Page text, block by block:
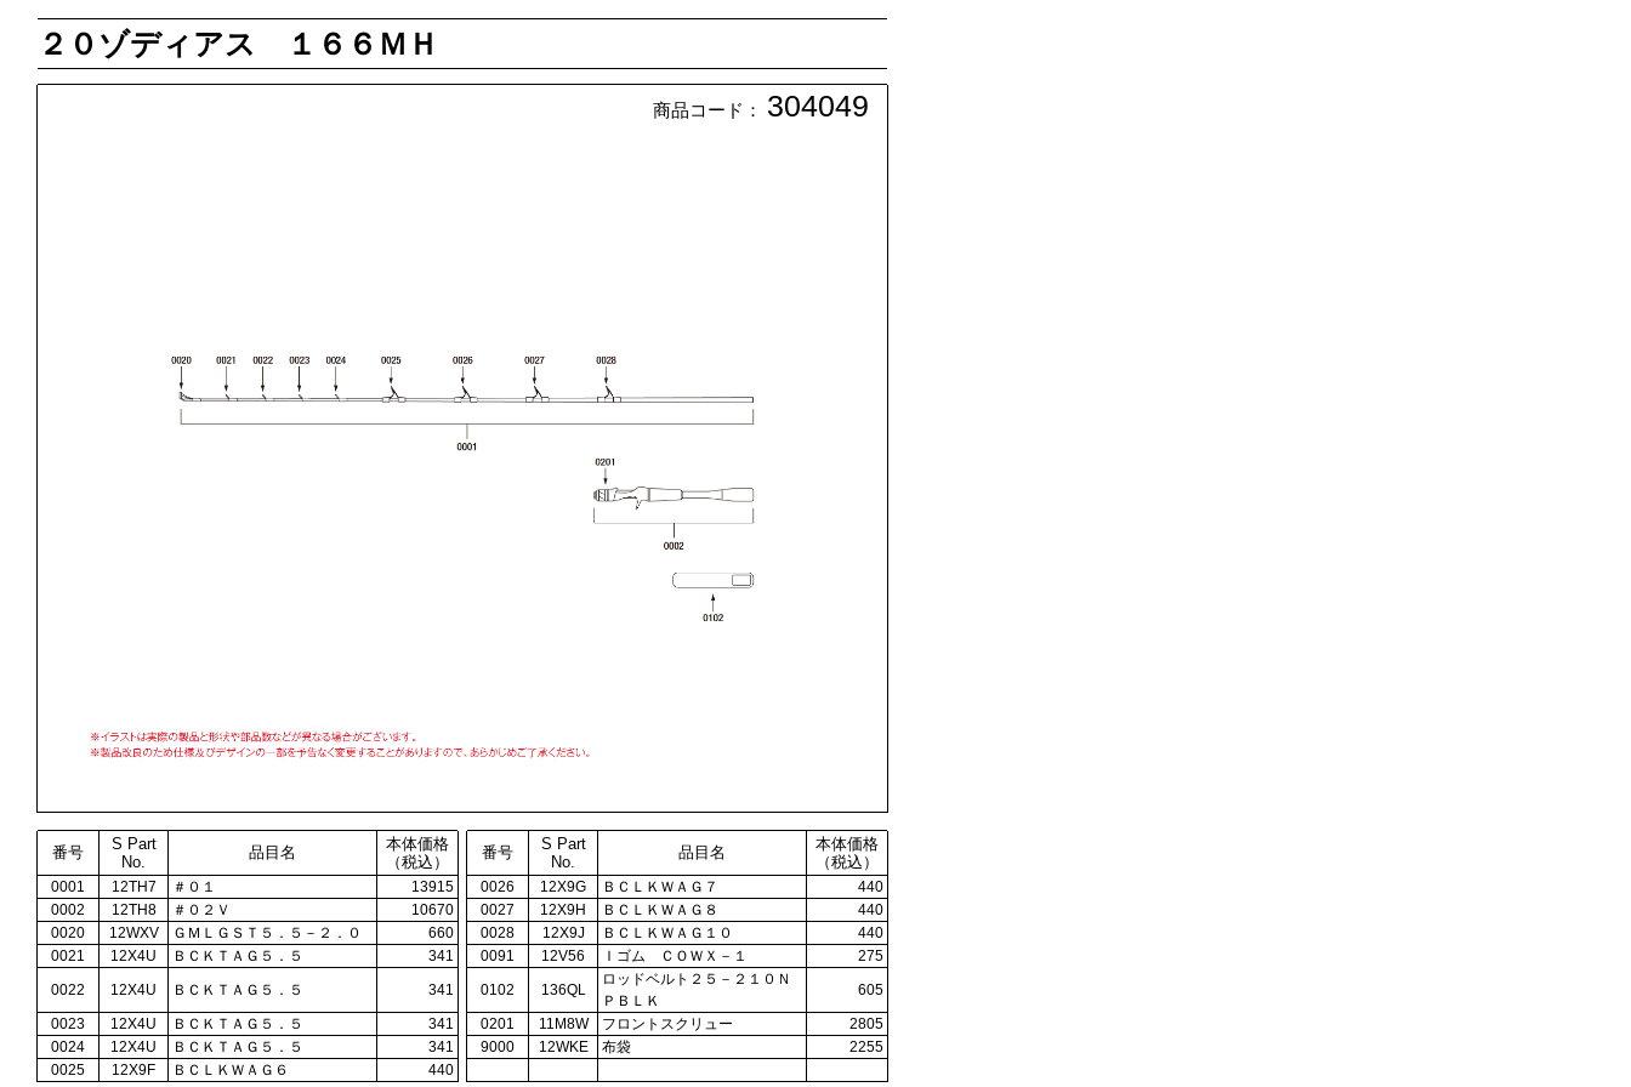
２０ゾディアス １６６ＭＨ
商品コード： 304049
番号
S Part
No.
品目名
本体価格
（税込）
番号
S Part
No.
品目名
本体価格
（税込）
0001 12TH7 ＃０１ 13915 0026 12X9G ＢＣＬＫＷＡＧ７
440
0002
12TH8 ＃０２Ｖ 10670 0027 12X9H ＢＣＬＫＷＡＧ８
440
0020
12WXV ＧＭＬＧＳＴ５．５－２．０ 660 0028 12X9J ＢＣＬＫＷＡＧ１０
440
0021
12X4U ＢＣＫＴＡＧ５．５ 341 0091 12V56 Ｉゴム ＣＯＷＸ－１
275
0022
12X4U ＢＣＫＴＡＧ５．５ 341 0102 136QL
ロッドベルト２５－２１０Ｎ
ＰＢＬＫ
605
0023
12X4U ＢＣＫＴＡＧ５．５ 341 0201 11M8W フロントスクリュー
2805
0024
12X4U ＢＣＫＴＡＧ５．５ 341 9000 12WKE 布袋
2255
0025
12X9F ＢＣＬＫＷＡＧ６ 440